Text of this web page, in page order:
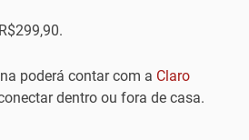
poderá contar com a Claro
dentro ou fora de casa.